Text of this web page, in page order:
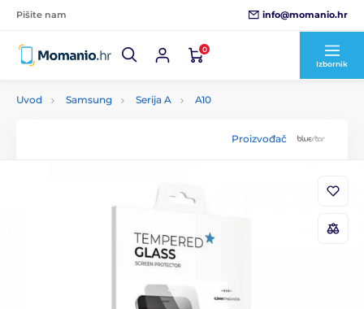
Pišite nam info@momanio.hr
0
Izbornik
Uvod Samsung Serija A A10
Proizvođač